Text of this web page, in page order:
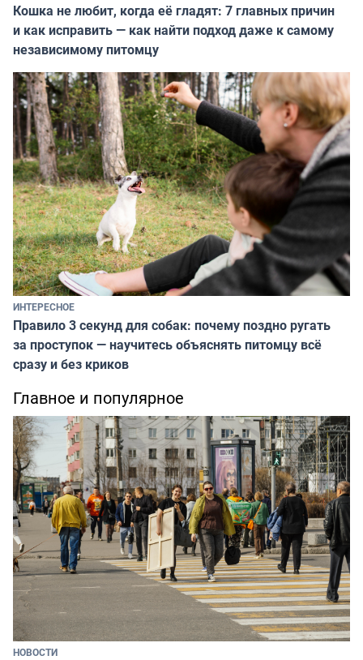
Кошка не любит, когда её гладят: 7 главных причин
и как исправить — как найти подход даже к самому
независимому питомцу
ИНТЕРЕСНОЕ
Правило 3 секунд для собак: почему поздно ругать
за проступок — научитесь объяснять питомцу всё
сразу и без криков
Главное и популярное
НОВОСТИ